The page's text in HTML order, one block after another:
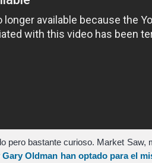
pero bastante curioso. Market Saw,
Gary Oldman han optado para el